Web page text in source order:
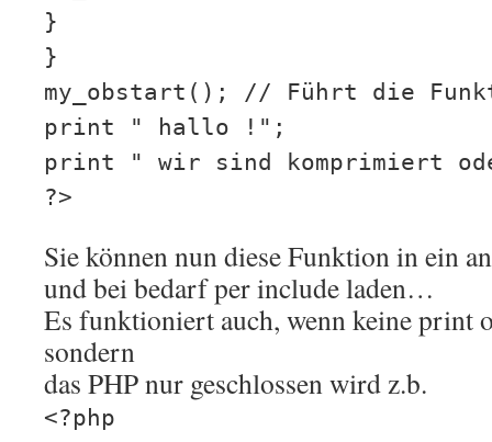
}
}
my_obstart(); // Führt die
print " hallo !";
print " wir sind komprimiert
?>
Sie können nun diese Funktion in ein
und bei bedarf per include laden…
Es funktioniert auch, wenn keine print
sondern
das PHP nur geschlossen wird z.b.
<?php